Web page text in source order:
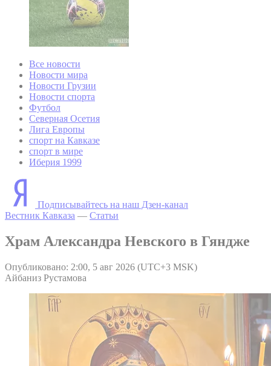
Все новости
Новости мира
Новости Грузии
Новости спорта
Футбол
Северная Осетия
Лига Европы
спорт на Кавказе
спорт в мире
Иберия 1999
Подписывайтесь на наш Дзен-канал
Вестник Кавказа — Статьи
Храм Александра Невского в Гяндже
Опубликовано: 2:00, 5 авг 2026 (UTC+3 MSK)
Айбаниз Рустамова